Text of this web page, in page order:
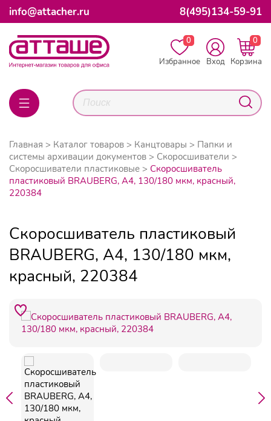
info@attacher.ru 8(495)134-59-91
0
Избранное
Вход
0
Корзина
Главная Каталог товаров Канцтовары
Папки и
системы архивации документов
Скоросшиватели
Скоросшиватели пластиковые
Скоросшиватель
пластиковый BRAUBERG, А4, 130/180 мкм, красный,
220384
Скоросшиватель пластиковый
BRAUBERG, А4, 130/180 мкм,
красный, 220384